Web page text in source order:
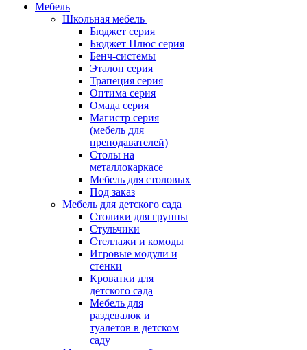
Мебель
Школьная мебель
Бюджет серия
Бюджет Плюс серия
Бенч-системы
Эталон серия
Трапеция серия
Оптима серия
Омада серия
Магистр серия
(мебель для
преподавателей)
Столы на
металлокаркасе
Мебель для столовых
Под заказ
Мебель для детского сада
Столики для группы
Стульчики
Стеллажи и комоды
Игровые модули и
стенки
Кроватки для
детского сада
Мебель для
раздевалок и
туалетов в детском
саду